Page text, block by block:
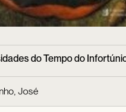
do Tempo do
José